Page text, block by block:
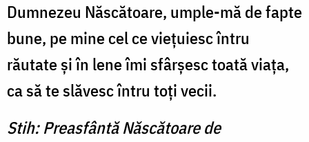
Dumnezeu Născătoare, umple-mă de fapte
bune, pe mine cel ce vieţuiesc întru
răutate şi în lene îmi sfârşesc toată viaţa,
ca să te slăvesc întru toţi vecii.
Stih: Preasfântă Născătoare de